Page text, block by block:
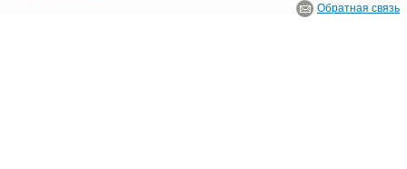
Обратная связь